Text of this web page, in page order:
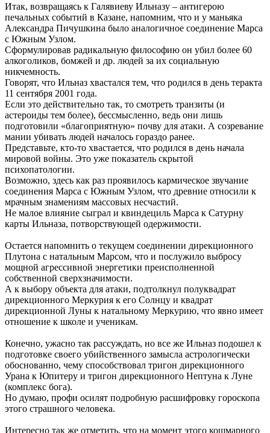
Итак, возвращаясь к Галявиеву Ильназу – антигерою
печальных событий в Казане, напомним, что и у маньяка
Александра Пичушкина было аналогичное соединение Марса
с Южным Узлом.
Сформулировав радикальную философию он убил более 60
алкоголиков, бомжей и др. людей за их социальную
никчемность.
Говорят, что Ильназ хвастался тем, что родился в день теракта
11 сентября 2001 года.
Если это действительно так, то смотреть транзиты (и
астероиды тем более), бессмысленно, ведь они лишь
подготовили «благоприятную» почву для атаки. А созревание
мании убивать людей началось гораздо ранее.
Представьте, кто-то хвастается, что родился в день начала
мировой войны. Это уже показатель скрытой
психопатологии.
Возможно, здесь как раз проявилось кармическое звучание
соединения Марса с Южным Узлом, что древние относили к
мрачным знамениям массовых несчастий.
Не малое влияние сыграл и квиндециль Марса к Сатурну
карты Ильназа, потворствующей одержимости.
Остается напомнить о текущем соединении дирекционного
Плутона с натальным Марсом, что и послужило выбросу
мощной агрессивной энергетики преисполненной
собственной сверхзначимости.
А к выбору объекта для атаки, подтолкнул полуквадрат
дирекционного Меркурия к его Солнцу и квадрат
дирекционной Луны к натальному Меркурию, что явно имеет
отношение к школе и ученикам.
Конечно, ужасно так рассуждать, но все же Ильназ подошел к
подготовке своего убийственного замысла астрологически
обоснованно, чему способствовал тригон дирекционного
Урана к Юпитеру и тригон дирекционного Нептуна к Луне
(комплекс бога).
Но думаю, профи осилят подробную расшифровку гороскопа
этого страшного человека.
Интересно так же отметить, что на момент этого кошмарного